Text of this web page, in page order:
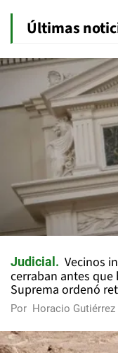
Últimas
Judicial
Vecinos
cerraban antes
Suprema ordenó
Por Horacio Gutiérrez